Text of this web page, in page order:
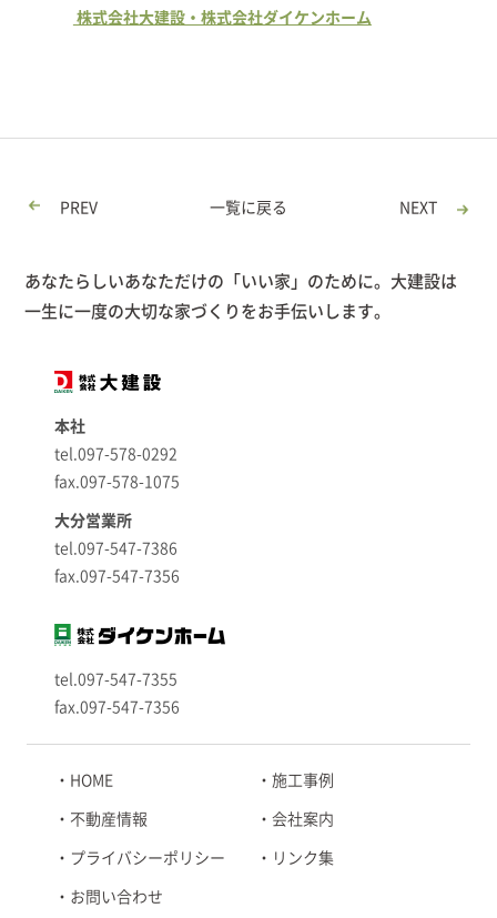
株式会社大建設・株式会社ダイケンホーム
PREV 一覧に戻る NEXT
あなたらしいあなただけの「いい家」のために。大建設は
一生に一度の大切な家づくりをお手伝いします。
本社
tel.097-578-0292
fax.097-578-1075
大分営業所
tel.097-547-7386
fax.097-547-7356
tel.097-547-7355
fax.097-547-7356
HOME 施工事例
不動産情報 会社案内
プライバシーポリシー リンク集
お問い合わせ